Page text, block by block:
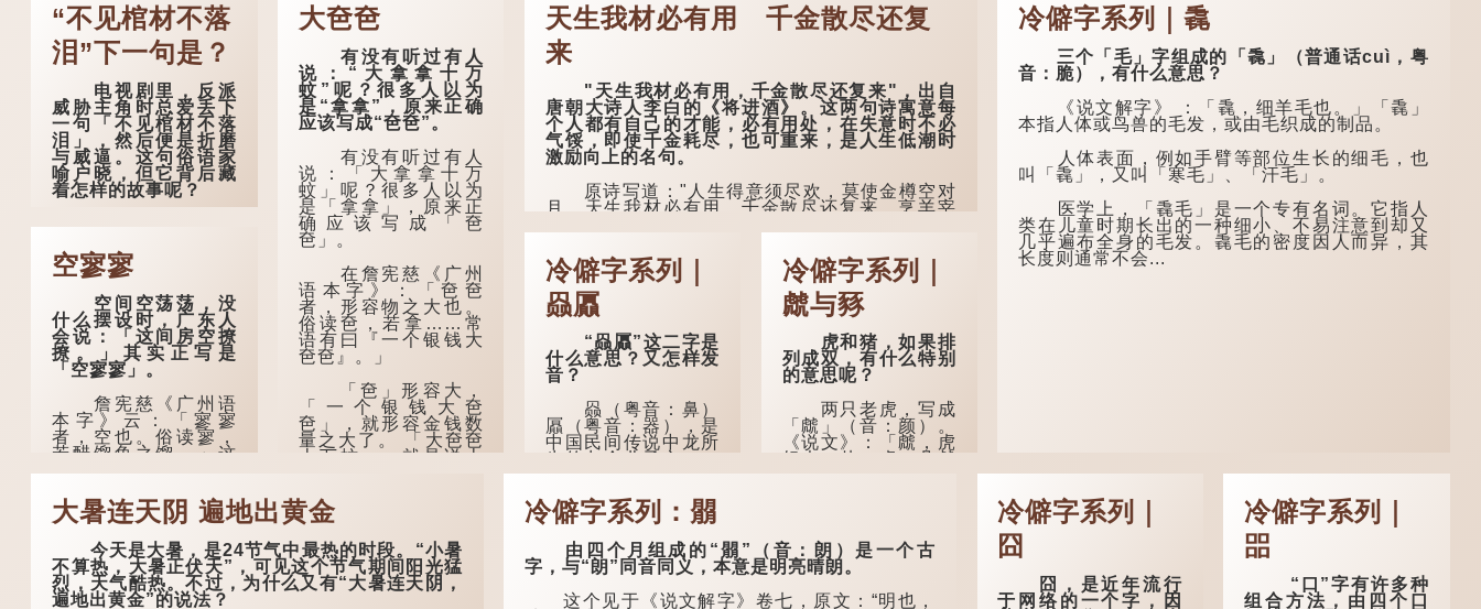
底准不准呢？它反映
了古人的一种朴素观
察：如果立秋的精
确...
老人家，亦含有思想
紊乱的意思；"耋"更有
跌倒的意思，也是用
来形容老人家的。
曹操《对酒歌》
就曾写道："耄耋皆得
以寿终，恩泽广及草
木昆虫。"
到了一百岁呢？
那么就可以称
为"期颐"。 《礼记.曲
颐。"郑玄注："期，犹
要也；颐，养也。不
知衣服食味，孝子要
尽养...
因此...
知天命，六十而耳
顺，七十而从心所
欲，不逾矩。」
在古代，男子一
般于二十岁进行冠
礼，冠礼完成后便是
成人，但由于未达壮
年，所以又称「弱
冠」。 《礼记·曲
礼》明确记载：「人
生十年曰幼，学；二
十曰弱，冠；三十曰
壮，有室。」这说明
三十岁...
言谈间，卢姓书
生感慨自己虽贵为读
取功名，仍然贫困，
感到十分落泊。于
是，道士拿出一个青
瓷枕头，让卢姓书生
睡一睡，便能满足他
希望得到荣华富贵的
愿望。
这时，...
“不见棺材不落
泪”下一句是？
电视剧里，反派
威胁主角时总爱丢下
一句「不见棺材不落
泪」，然后便是折磨
与威逼。这句俗语家
喻户晓，但它背后藏
着怎样的故事呢？
「不见棺材不落
是「不见棺材不下
泪」或「不见亲棺不
下泪」，出自明朝兰
陵笑笑生所著的《金
瓶梅词话》第九十八
回。原意是指人未亲
眼见到亲人棺木，便
不会真正感到悲伤；
迷不悟，不到彻底失
败，便不肯罢休。
许多人对这上半
句耳熟能详，但它其
「不到黄河心不
死」...
空寥寥
空间空荡荡，没
什么摆设时，广东人
会说：「这间房空撩
撩。」其实正写是
「空寥寥」。
詹宪慈《广州语
本字》云：「寥寥
者，空也。俗读寥，
若醋馏鱼之馏。」这
个字在古代已经出
《说文》注本中，
「寥」是「廫」的篆
虚。如《列仙传·安期
先生》载琊阜老人故
事，以「寥寥安期，
虚质高清」形容空虚
大夿夿
有没有听过有人
说：“大拿拿十万
蚊”呢？很多人以为
是“拿拿”，原来正确
应该写成“夿夿”。
有没有听过有人
说：「大拿拿十万
蚊」呢？很多人以为
是「拿拿」，原来正
确应该写成「夿
夿」。
在詹宪慈《广州
语本字》：「夿夿
者，形容物之大也。
俗读夿，若拿……常
语有曰『一个银钱大
夿夿』。」
「夿」形​​容大，
「一个银钱大夿
夿」，就形容金钱数
量之大了。 「大夿夿
十万蚊」，就是说十
天生我材必有用 千金散尽还复
来
"天生我材必有用，千金散尽还复来"，出自
唐朝大诗人李白的《将进酒》。这两句诗寓意每
个人都有自己的才能，必有用处，在失意时不必
气馁，即使千金耗尽，也可重来，是人生低潮时
激励向上的名句。
原诗写道："人生得意须尽欢，莫使金樽空对
月。天生我材必有用，千金散尽还复来。烹羊宰
也终会重新得到。
李白作此诗时，大约是天宝十一年。当时他
已被唐玄宗赐金放还约八年，这期间经常与朋友
游山玩水，部分诗作显露出怀...
冷僻字系列｜
赑屭
“赑屭”这二字是
什么意思？又怎样发
音？
赑（粤音：鼻）
屭（粤音：器），是
中国民间传说中龙所
生的九个儿子之一，
外形像龟。
据明代杨慎《升
庵外集》记载，龙生
九子的次序排列为：
赑屭、螭吻、蒲牢、
狴犴、饕餮、蚣蝮、
睚眦、狻猊、椒图
冷僻字系列｜
虤与豩
虎和猪，如果排
列成双，有什么特别
的意思呢？
两只老虎，写成
「虤」（音：颜）。
《说文》：「虤，虎
怒也。从二虎。凡虤
之句，意思是众人的
讥讽让人怒目而视。
两只猪，则为
冷僻字系列｜毳
三个「毛」字组成的「毳」（普通话cuì，粤
音：脆），有什么意思？
《说文解字》 ：「毳，细羊毛也。」「毳」
本指人体或鸟兽的毛发，或由毛织成的制品。
人体表面，例如手臂等部位生长的细毛，也
叫「毳」，又叫「寒毛」、「汗毛」。
医学上，「毳毛」是一个专有名词。它指人
类在儿童时期长出的一种细小、不易注意到却又
几乎遍布全身的毛发。毳毛的密度因人而异，其
长度则通常不会...
大暑连天阴 遍地出黄金
今天是大暑，是24节气中最热的时段。“小暑
不算热，大暑正伏天”，可见这个节气期间阳光猛
烈，天气酷热。不过，为什么又有“大暑连天阴，
遍地出黄金”的说法？
冷僻字系列：朤
由四个月组成的“朤”（音：朗）是一个古
字，与“朗”同音同义，本意是明亮晴朗。
这个见于《说文解字》卷七，原文：“明也，
冷僻字系列｜
囧
囧，是近年流行
于网络的一个字，因
冷僻字系列｜
㗊
“口”字有许多种
组合方法，由四个口